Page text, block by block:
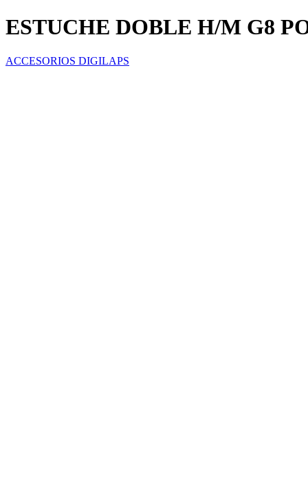
ESTUCHE DOBLE H/M G8
ACCESORIOS DIGILAPS